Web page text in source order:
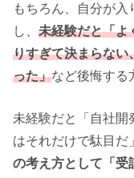
もちろん、自分が
し、 未経験だと「よ
りすぎて決まらない
った」など後悔する
未経験だと「自社開
はそれだけで駄目だ
の考え方として「受